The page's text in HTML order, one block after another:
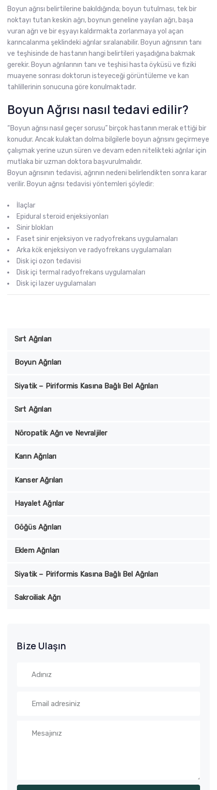
Sırt Ağrıları
Boyun Ağrıları
Siyatik – Piriformis Kasına Bağlı Bel Ağrıları
Sırt Ağrıları
Nöropatik Ağrı ve Nevraljiler
Karın Ağrıları
Kanser Ağrıları
Hayalet Ağrılar
Göğüs Ağrıları
Eklem Ağrıları
Siyatik – Piriformis Kasına Bağlı Bel Ağrıları
Sakroiliak Ağrı
Bize Ulaşın
Boyun ağrısı belirtilerine bakıldığında; boyun tutulması, tek bir
noktayı tutan keskin ağrı, boynun geneline yayılan ağrı, başa
vuran ağrı ve bir eşyayı kaldırmakta zorlanmaya yol açan
karıncalanma şeklindeki ağrılar sıralanabilir. Boyun ağrısının tanı
ve teşhisinde de hastanın hangi belirtileri yaşadığına bakmak
gerekir. Boyun ağrılarının tanı ve teşhisi hasta öyküsü ve fiziki
muayene sonrası doktorun isteyeceği görüntüleme ve kan
tahlillerinin sonucuna göre konulmaktadır.
Boyun Ağrısı nasıl tedavi edilir?
“Boyun ağrısı nasıl geçer sorusu” birçok hastanın merak ettiği bir
konudur. Ancak kulaktan dolma bilgilerle boyun ağrısını geçirmeye
çalışmak yerine uzun süren ve devam eden nitelikteki ağrılar için
mutlaka bir uzman doktora başvurulmalıdır.
Boyun ağrısının tedavisi, ağrının nedeni belirlendikten sonra karar
verilir. Boyun ağrısı tedavisi yöntemleri şöyledir:
İlaçlar
Epidural steroid enjeksiyonları
Sinir blokları
Faset sinir enjeksiyon ve radyofrekans uygulamaları
Arka kök enjeksiyon ve radyofrekans uygulamaları
Disk içi ozon tedavisi
Disk içi termal radyofrekans uygulamaları
Disk içi lazer uygulamaları